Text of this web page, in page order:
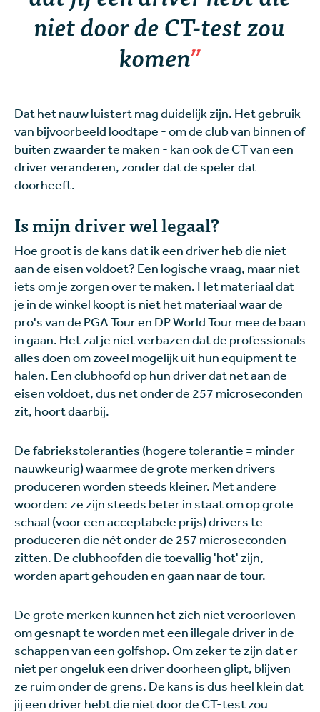
niet door de CT-test zou
komen
Dat het nauw luistert mag duidelijk zijn. Het gebruik
van bijvoorbeeld loodtape - om de club van binnen of
buiten zwaarder te maken - kan ook de CT van een
driver veranderen, zonder dat de speler dat
doorheeft.
Is mijn driver wel legaal?
Hoe groot is de kans dat ik een driver heb die niet
aan de eisen voldoet? Een logische vraag, maar niet
iets om je zorgen over te maken. Het materiaal dat
je in de winkel koopt is niet het materiaal waar de
pro's van de PGA Tour en DP World Tour mee de baan
in gaan. Het zal je niet verbazen dat de professionals
alles doen om zoveel mogelijk uit hun equipment te
halen. Een clubhoofd op hun driver dat net aan de
eisen voldoet, dus net onder de 257 microseconden
zit, hoort daarbij.
De fabriekstoleranties (hogere tolerantie = minder
nauwkeurig) waarmee de grote merken drivers
produceren worden steeds kleiner. Met andere
woorden: ze zijn steeds beter in staat om op grote
schaal (voor een acceptabele prijs) drivers te
produceren die nét onder de 257 microseconden
zitten. De clubhoofden die toevallig 'hot' zijn,
worden apart gehouden en gaan naar de tour.
De grote merken kunnen het zich niet veroorloven
om gesnapt te worden met een illegale driver in de
schappen van een golfshop. Om zeker te zijn dat er
niet per ongeluk een driver doorheen glipt, blijven
ze ruim onder de grens. De kans is dus heel klein dat
jij een driver hebt die niet door de CT-test zou